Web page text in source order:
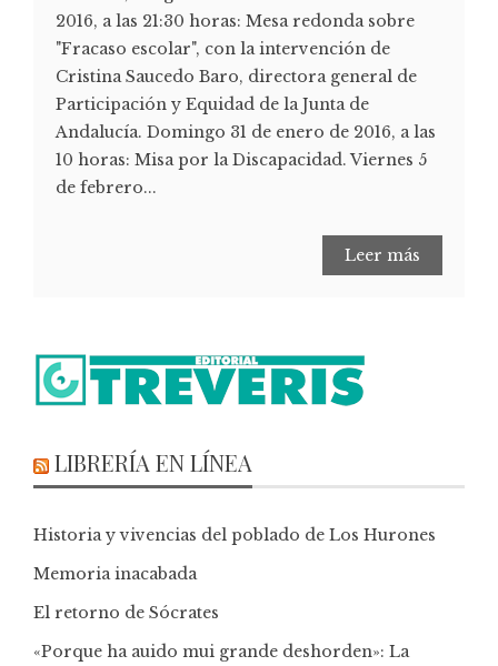
2016, a las 21:30 horas: Mesa redonda sobre
"Fracaso escolar", con la intervención de
Cristina Saucedo Baro, directora general de
Participación y Equidad de la Junta de
Andalucía. Domingo 31 de enero de 2016, a las
10 horas: Misa por la Discapacidad. Viernes 5
de febrero...
Leer más
LIBRERÍA EN LÍNEA
Historia y vivencias del poblado de Los Hurones
Memoria inacabada
El retorno de Sócrates
«Porque ha auido mui grande deshorden»: La